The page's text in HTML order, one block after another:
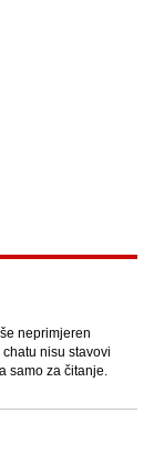
neprimjeren
nisu stavovi
samo za čitanje.